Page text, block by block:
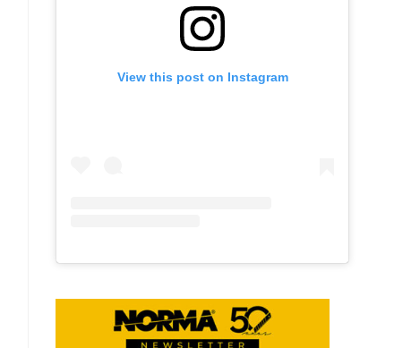
View this post on Instagram